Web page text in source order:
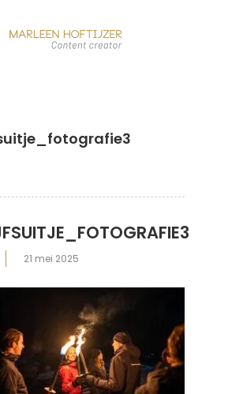
21 mei 2025